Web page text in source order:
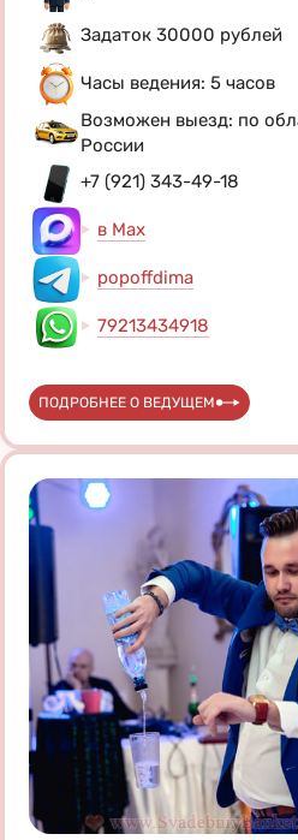
Задаток 30000 рублей
Часы ведения: 5 часов
Возможен выезд: по
России
+7 (921) 343-49-18
в Max
popoffdima
79213434918
ПОДРОБНЕЕ О ВЕДУЩЕМ